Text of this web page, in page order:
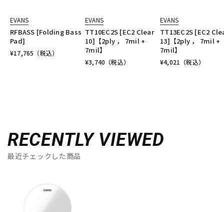
EVANS
RFBASS [Folding Bass
Pad]
¥17,765 （税込）
EVANS
TT10EC2S [EC2 Clear
10]【2ply ， 7mil +
7mil】
¥3,740 （税込）
EVANS
TT13EC2S [EC2
13]【2ply ， 7mil +
7mil】
¥4,021 （税込）
RECENTLY VIEWED
最近チェックした商品